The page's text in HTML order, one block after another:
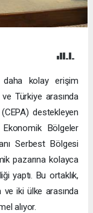
daha kolay erişim
Türkiye arasında
(CEPA) destekleyen
Bölgeler
Serbest Bölgesi
pazarına kolayca
yaptı. Bu ortaklık,
ve iki ülke arasında
alıyor.